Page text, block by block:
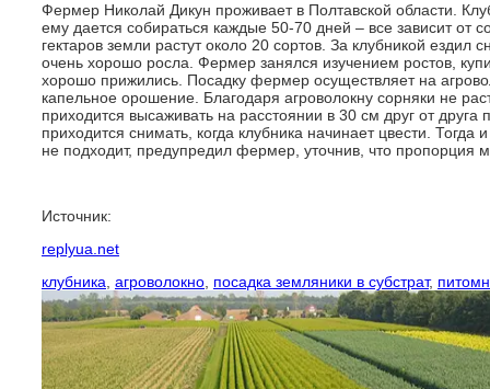
Фермер Николай Дикун проживает в Полтавской области.
ему дается собираться каждые 50-70 дней – все зависит от
гектаров земли растут около 20 сортов. За клубникой ездил
очень хорошо росла. Фермер занялся изучением ростов,
хорошо прижились. Посадку фермер осуществляет на
капельное орошение. Благодаря агроволокну сорняки не
приходится высаживать на расстоянии в 30 см друг от
приходится снимать, когда клубника начинает цвести.
не подходит, предупредил фермер, уточнив, что пропорция
Источник:
replyua.net
клубника агроволокно посадка земляники в субстрат,